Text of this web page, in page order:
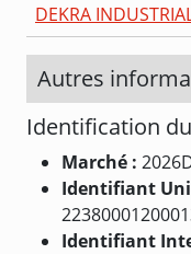
DEKRA
Autres
Identification
Marché :
Identifiant
Identifiant